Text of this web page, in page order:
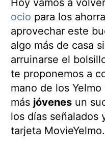
Hoy vamos a
ocio para los
aprovechar este
algo más de casa
arruinarse el
te proponemos a
mano de los
más jóvenesun
los días señalados
tarjeta MovieYelmo.